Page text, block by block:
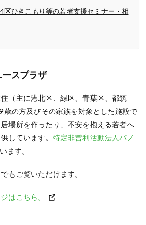
ひきこもり等の若者支援セミナー・相
スプラザ
（主に港北区、緑区、青葉区、都筑
歳の方及びその家族を対象とした施設で
場所を作ったり、不安を抱える若者へ
しています。 特定非営利活動法人パノ
ます。
もご覧いただけます。
はこちら。